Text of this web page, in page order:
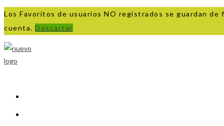
Los Favoritos de usuarios NO registrados se guardan
cuenta. Descartar
Ir
al